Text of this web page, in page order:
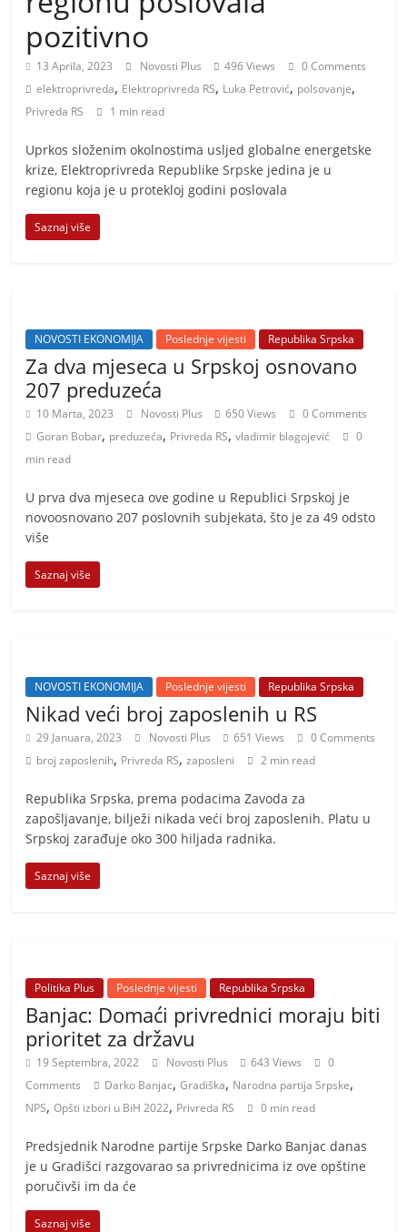
i
t
v
n
h
v
i
pozitivno
13 Aprila, 2023 Novosti Plus 496 Views
0 Comments
elektroprivreda, Elektroprivreda RS, Luka Petrović, polsovanje,
Privreda RS 1 min read
Uprkos složenim okolnostima usljed globalne energetske
krize, Elektroprivreda Republike Srpske jedina je u
regionu koja je u protekloj godini poslovala
Saznaj više
NOVOSTI EKONOMIJA Poslednje vijesti Republika Srpska
Za dva mjeseca u Srpskoj osnovano
207 preduzeća
10 Marta, 2023 Novosti Plus 650 Views
0 Comments
Goran Bobar, preduzeća, Privreda RS,vladimir blagojević
0
min read
U prva dva mjeseca ove godine u Republici Srpskoj je
novoosnovano 207 poslovnih subjekata, što je za 49 odsto
više
Saznaj više
NOVOSTI EKONOMIJA Poslednje vijesti Republika Srpska
Nikad veći broj zaposlenih u RS
29 Januara, 2023 Novosti Plus 651 Views
0 Comments
broj zaposlenih, Privreda RS,zaposleni 2 min read
Republika Srpska, prema podacima Zavoda za
zapošljavanje, bilježi nikada veći broj zaposlenih. Platu u
Srpskoj zarađuje oko 300 hiljada radnika.
Saznaj više
Politika Plus Poslednje vijesti Republika Srpska
Banjac: Domaći privrednici moraju biti
prioritet za državu
19 Septembra, 2022 Novosti Plus 643 Views
0
Comments
Darko Banjac,Gradiška, Narodna partija Srpske,
NPS,Opšti izbori u BiH 2022, Privreda RS 0 min read
Predsjednik Narodne partije Srpske Darko Banjac danas
je u Gradišci razgovarao sa privrednicima iz ove opštine
poručivši im da će
Saznaj više